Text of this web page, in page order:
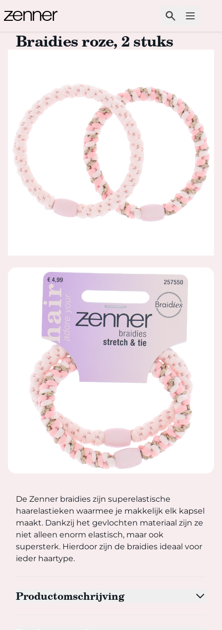
ZoekenOpen
Braidies roze, 2 stuks
BRAIDIES ROZE, 2 STUKS
De Zenner braidies zijn superelastische
De Zenner braidies zijn superelastische
haarelastieken waarmee je makkelijk elk kapsel
maakt. Dankzij het gevlochten materiaal zijn ze
niet alleen enorm elastisch, maar ook
supersterk. Hierdoor zijn de braidies ideaal voor
ieder haartype.
Productomschrijving